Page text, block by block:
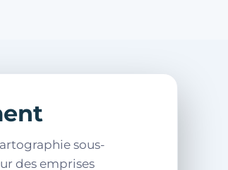
sous-
des emprises